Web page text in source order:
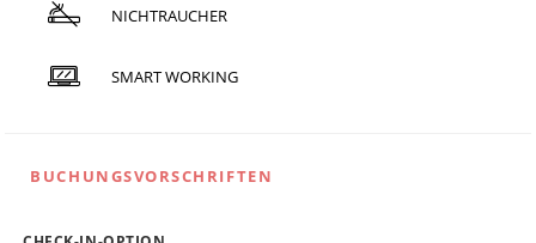
NICHTRAUCHER
SMART WORKING
BUCHUNGSVORSCHRIFTEN